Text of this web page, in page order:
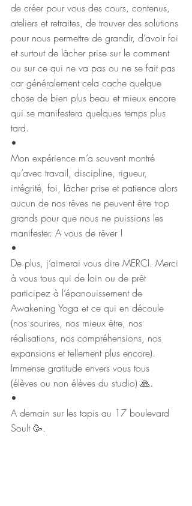
de créer pour vous des cours, contenus,
ateliers et retraites, de trouver des solutions
pour nous permettre de grandir, d’avoir foi
et surtout de lâcher prise sur le comment
ou sur ce qui ne va pas ou ne se fait pas
car généralement cela cache quelque
chose de bien plus beau et mieux encore
qui se manifestera quelques temps plus
tard.
•
Mon expérience m’a souvent montré
qu’avec travail, discipline, rigueur,
intégrité, foi, lâcher prise et patience alors
aucun de nos rêves ne peuvent être trop
grands pour que nous ne puissions les
manifester. A vous de rêver !
•
De plus, j’aimerai vous dire MERCI. Merci
à vous tous qui de loin ou de prêt
participez à l’épanouissement de
Awakening Yoga et ce qui en découle
(nos sourires, nos mieux être, nos
réalisations, nos compréhensions, nos
expansions et tellement plus encore).
Immense gratitude envers vous tous
(élèves ou non élèves du studio) 🙏.
•
A demain sur les tapis au 17 boulevard
Soult 🥳.